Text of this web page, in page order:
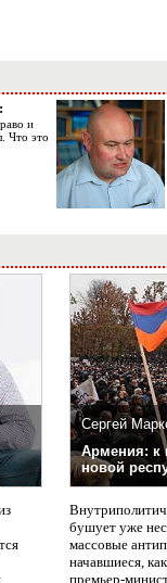
и
Что это
Сергей
Армения: к
новой
бушует уже
массовые
начавшиеся,
премьер-